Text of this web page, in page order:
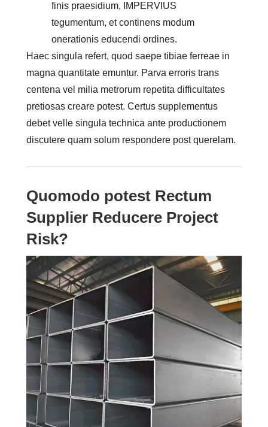
finis praesidium, IMPERVIUS
tegumentum, et continens modum
onerationis educendi ordines.
Haec singula refert, quod saepe tibiae ferreae in
magna quantitate emuntur. Parva erroris trans
centena vel milia metrorum repetita difficultates
pretiosas creare potest. Certus supplementus
debet velle singula technica ante productionem
discutere quam solum respondere post querelam.
Quomodo potest Rectum
Supplier Reducere Project
Risk?